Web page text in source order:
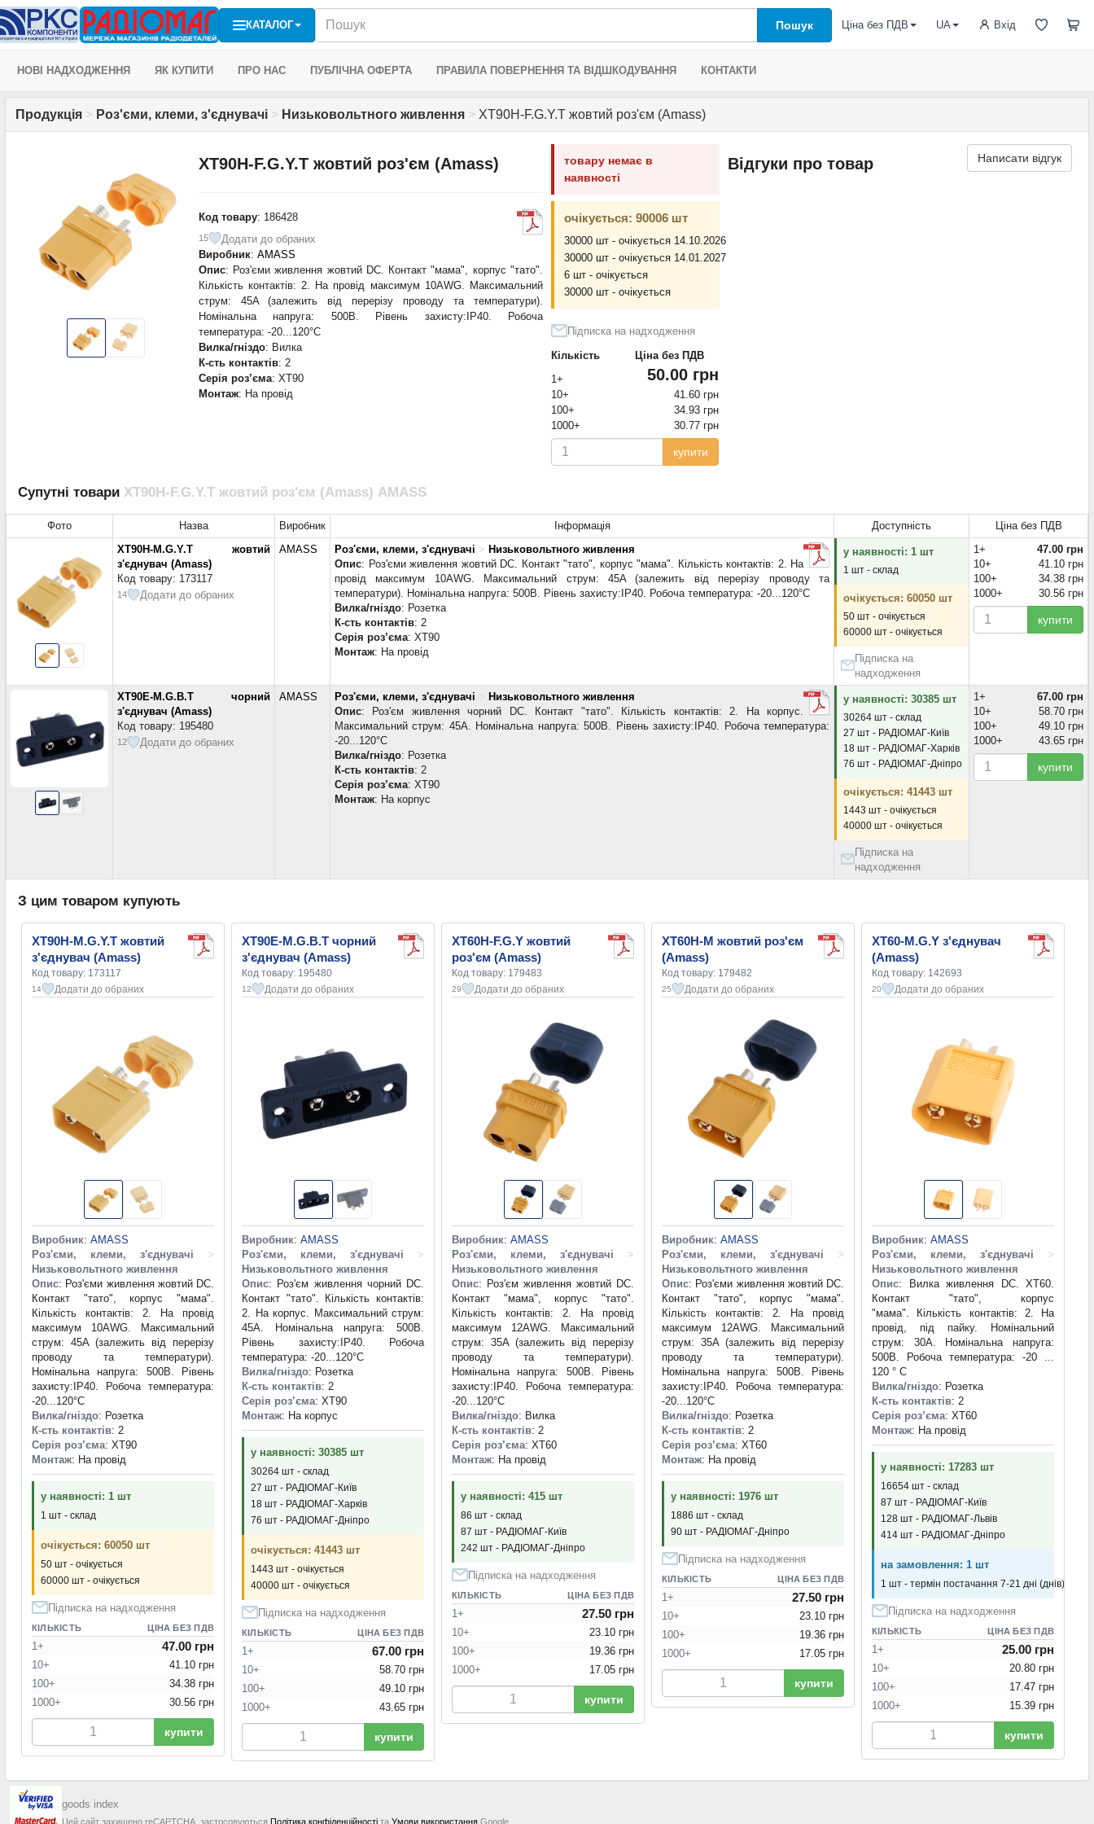
КАТАЛОГ Пошук Вхід
Ціна без ПДВ UA
НОВІ НАДХОДЖЕННЯ ЯК КУПИТИ ПРО НАС ПУБЛІЧНА ОФЕРТА ПРАВИЛА ПОВЕРНЕННЯ ТА ВІДШКОДУВАННЯ КОНТАКТИ
Продукція > Роз'єми, клеми, з'єднувачі > Низьковольтного живлення > XT90H-F.G.Y.T жовтий роз'єм (Amass)
XT90H-F.G.Y.T жовтий роз'єм (Amass)
Код товару: 186428
15
Додати до обраних
Виробник: AMASS
Опис: Роз'єми живлення жовтий DC. Контакт "мама", корпус "тато".
Кількість контактів: 2. На провід максимум 10AWG. Максимальний
струм: 45A (залежить від перерізу проводу та температури).
Номінальна напруга: 500В. Рівень захисту:IP40. Робоча
температура: -20...120°C
Вилка/гніздо: Вилка
К-сть контактів: 2
Серія роз’єма: XT90
Монтаж: На провід
товару немає в
наявності
очікується: 90006 шт
30000 шт - очікується 14.10.2026
30000 шт - очікується 14.01.2027
6 шт - очікується
30000 шт - очікується
Підписка на надходження
Кількість
Ціна без ПДВ
1+
50.00 грн
10+
41.60 грн
100+
34.93 грн
1000+
30.77 грн
купити
Відгуки про товар Написати відгук
Супутні товари XT90H-F.G.Y.T жовтий роз'єм (Amass) AMASS
Фото Назва Виробник Інформація Доступність
Ціна без ПДВ
XT90H-M.G.Y.T жовтий
з'єднувач (Amass)
Код товару: 173117
14 Додати до обраних
AMASS Роз'єми, клеми, з'єднувачі > Низьковольтного живлення
Опис: Роз'єми живлення жовтий DC. Контакт "тато", корпус "мама". Кількість контактів: 2. На
провід максимум 10AWG. Максимальний струм: 45A (залежить від перерізу проводу та
температури). Номінальна напруга: 500В. Рівень захисту:IP40. Робоча температура: -20...120°C
Вилка/гніздо: Розетка
К-сть контактів: 2
Серія роз’єма: XT90
Монтаж: На провід
у наявності: 1 шт
1 шт - склад
очікується: 60050 шт
50 шт - очікується
60000 шт - очікується
Підписка на
надходження
1+
47.00 грн
10+
41.10 грн
100+
34.38 грн
1000+
30.56 грн
купити
XT90E-M.G.B.T чорний
з'єднувач (Amass)
Код товару: 195480
12 Додати до обраних
AMASS Роз'єми, клеми, з'єднувачі > Низьковольтного живлення
Опис: Роз'єм живлення чорний DC. Контакт "тато". Кількість контактів: 2. На корпус.
Максимальний струм: 45A. Номінальна напруга: 500В. Рівень захисту:IP40. Робоча температура:
-20...120°C
Вилка/гніздо: Розетка
К-сть контактів: 2
Серія роз’єма: XT90
Монтаж: На корпус
у наявності: 30385 шт
30264 шт - склад
27 шт - РАДІОМАГ-Київ
18 шт - РАДІОМАГ-Харків
76 шт - РАДІОМАГ-Дніпро
очікується: 41443 шт
1443 шт - очікується
40000 шт - очікується
Підписка на
надходження
1+
67.00 грн
10+
58.70 грн
100+
49.10 грн
1000+
43.65 грн
купити
З цим товаром купують
XT90H-M.G.Y.T жовтий
з'єднувач (Amass)
Код товару: 173117
14 Додати до обраних
Виробник: AMASS
Роз'єми, клеми, з'єднувачі
>
Низьковольтного живлення
Опис: Роз'єми живлення жовтий DC.
Контакт "тато", корпус "мама".
Кількість контактів: 2. На провід
максимум 10AWG. Максимальний
струм: 45A (залежить від перерізу
проводу та температури).
Номінальна напруга: 500В. Рівень
захисту:IP40. Робоча температура:
-20...120°C
Вилка/гніздо: Розетка
К-сть контактів: 2
Серія роз’єма: XT90
Монтаж: На провід
у наявності: 1 шт
1 шт - склад
очікується: 60050 шт
50 шт - очікується
60000 шт - очікується
Підписка на надходження
КІЛЬКІСТЬ ЦІНА БЕЗ ПДВ
1+ 47.00 грн
10+
41.10 грн
100+
34.38 грн
1000+
30.56 грн
купити
XT90E-M.G.B.T чорний
з'єднувач (Amass)
Код товару: 195480
12 Додати до обраних
Виробник: AMASS
Роз'єми, клеми, з'єднувачі
>
Низьковольтного живлення
Опис: Роз'єм живлення чорний DC.
Контакт "тато". Кількість контактів:
2. На корпус. Максимальний струм:
45A. Номінальна напруга: 500В.
Рівень захисту:IP40. Робоча
температура: -20...120°C
Вилка/гніздо: Розетка
К-сть контактів: 2
Серія роз’єма: XT90
Монтаж: На корпус
у наявності: 30385 шт
30264 шт - склад
27 шт - РАДІОМАГ-Київ
18 шт - РАДІОМАГ-Харків
76 шт - РАДІОМАГ-Дніпро
очікується: 41443 шт
1443 шт - очікується
40000 шт - очікується
Підписка на надходження
КІЛЬКІСТЬ ЦІНА БЕЗ ПДВ
1+ 67.00 грн
10+
58.70 грн
100+
49.10 грн
1000+
43.65 грн
купити
XT60H-F.G.Y жовтий
роз'єм (Amass)
Код товару: 179483
29 Додати до обраних
Виробник: AMASS
Роз'єми, клеми, з'єднувачі
>
Низьковольтного живлення
Опис: Роз'єм живлення жовтий DC.
Контакт "мама", корпус "тато".
Кількість контактів: 2. На провід
максимум 12AWG. Максимальний
струм: 35A (залежить від перерізу
проводу та температури).
Номінальна напруга: 500В. Рівень
захисту:IP40. Робоча температура:
-20...120°C
Вилка/гніздо: Вилка
К-сть контактів: 2
Серія роз’єма: XT60
Монтаж: На провід
у наявності: 415 шт
86 шт - склад
87 шт - РАДІОМАГ-Київ
242 шт - РАДІОМАГ-Дніпро
Підписка на надходження
КІЛЬКІСТЬ ЦІНА БЕЗ ПДВ
1+ 27.50 грн
10+
23.10 грн
100+
19.36 грн
1000+
17.05 грн
купити
XT60H-M жовтий роз'єм
(Amass)
Код товару: 179482
25 Додати до обраних
Виробник: AMASS
Роз'єми, клеми, з'єднувачі
>
Низьковольтного живлення
Опис: Роз'єми живлення жовтий DC.
Контакт "тато", корпус "мама".
Кількість контактів: 2. На провід
максимум 12AWG. Максимальний
струм: 35A (залежить від перерізу
проводу та температури).
Номінальна напруга: 500В. Рівень
захисту:IP40. Робоча температура:
-20...120°C
Вилка/гніздо: Розетка
К-сть контактів: 2
Серія роз’єма: XT60
Монтаж: На провід
у наявності: 1976 шт
1886 шт - склад
90 шт - РАДІОМАГ-Дніпро
Підписка на надходження
КІЛЬКІСТЬ ЦІНА БЕЗ ПДВ
1+ 27.50 грн
10+
23.10 грн
100+
19.36 грн
1000+
17.05 грн
купити
XT60-M.G.Y з'єднувач
(Amass)
Код товару: 142693
20 Додати до обраних
Виробник: AMASS
Роз'єми, клеми, з'єднувачі
>
Низьковольтного живлення
Опис: Вилка живлення DC. XT60.
Контакт "тато", корпус
"мама". Кількість контактів: 2. На
провід, під пайку. Номінальний
струм: 30А. Номінальна напруга:
500В. Робоча температура: -20 ...
120 ° C
Вилка/гніздо: Розетка
К-сть контактів: 2
Серія роз’єма: XT60
Монтаж: На провід
у наявності: 17283 шт
16654 шт - склад
87 шт - РАДІОМАГ-Київ
128 шт - РАДІОМАГ-Львів
414 шт - РАДІОМАГ-Дніпро
на замовлення: 1 шт
1 шт - термін постачання 7-21 дні (днів)
Підписка на надходження
КІЛЬКІСТЬ ЦІНА БЕЗ ПДВ
1+ 25.00 грн
10+
20.80 грн
100+
17.47 грн
1000+
15.39 грн
купити
goods index
Цей сайт захищено reCAPTCHA, застосовуються Політика конфіденційності та Умови використання Google.